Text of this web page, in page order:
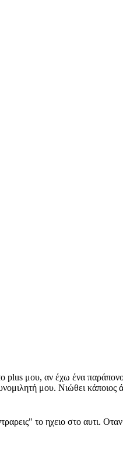
μου, αν έχω ένα
μου. Νιώθει κάποιος
το ηχειο στο αυτι.